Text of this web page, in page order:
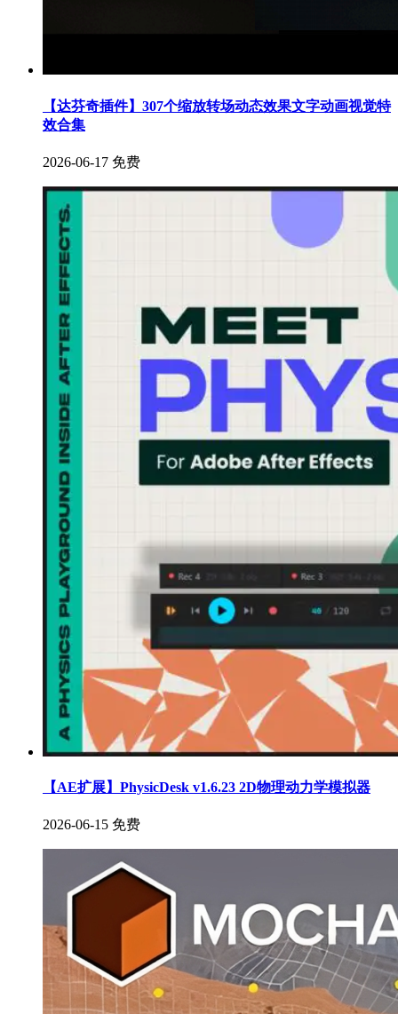
【达芬奇插件】307个缩放转场动态效果文字动画视觉特
效合集
2026-06-17 免费
【AE扩展】PhysicDesk v1.6.23 2D物理动力学模拟器
2026-06-15 免费